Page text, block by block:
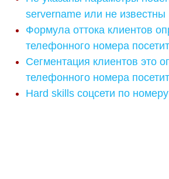
servername или не известны
Формула оттока клиентов
телефонного номера
Сегментация клиентов это
телефонного номера
Hard skills соцсети по номеру